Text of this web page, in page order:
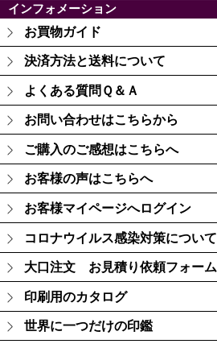
インフォメーション
お買物ガイド
決済方法と送料について
よくある質問Ｑ＆Ａ
お問い合わせはこちらから
ご購入のご感想はこちらへ
お客様の声はこちらへ
お客様マイページへログイン
コロナウイルス感染対策について
大口注文 お見積り依頼フォーム
印刷用のカタログ
世界に一つだけの印鑑